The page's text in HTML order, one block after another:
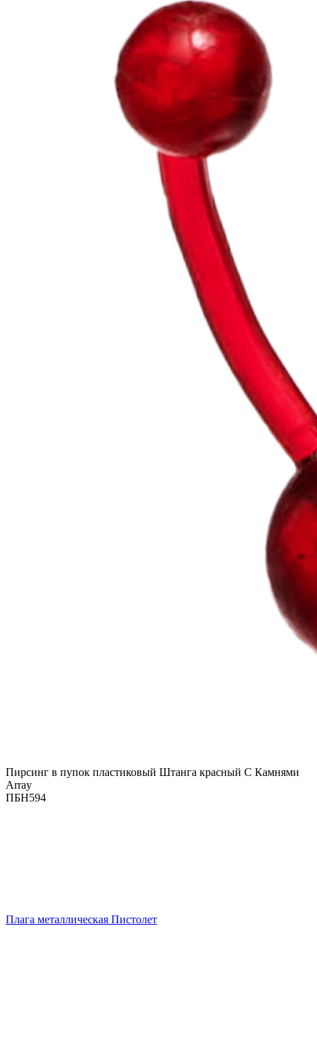
Пирсинг в пупок пластиковый Штанга красный С Камнями
Array
ПБН594
Плага металлическая Пистолет